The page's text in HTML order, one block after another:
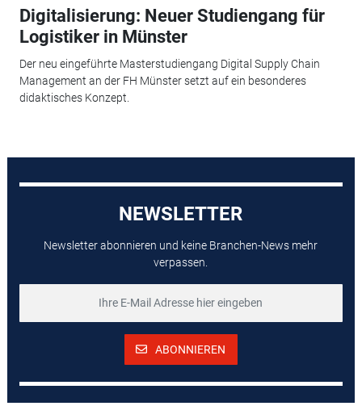
Digitalisierung: Neuer Studiengang für
Logistiker in Münster
Der neu eingeführte Masterstudiengang Digital Supply Chain
Management an der FH Münster setzt auf ein besonderes
didaktisches Konzept.
NEWSLETTER
Newsletter abonnieren und keine Branchen-News mehr
verpassen.
ABONNIEREN